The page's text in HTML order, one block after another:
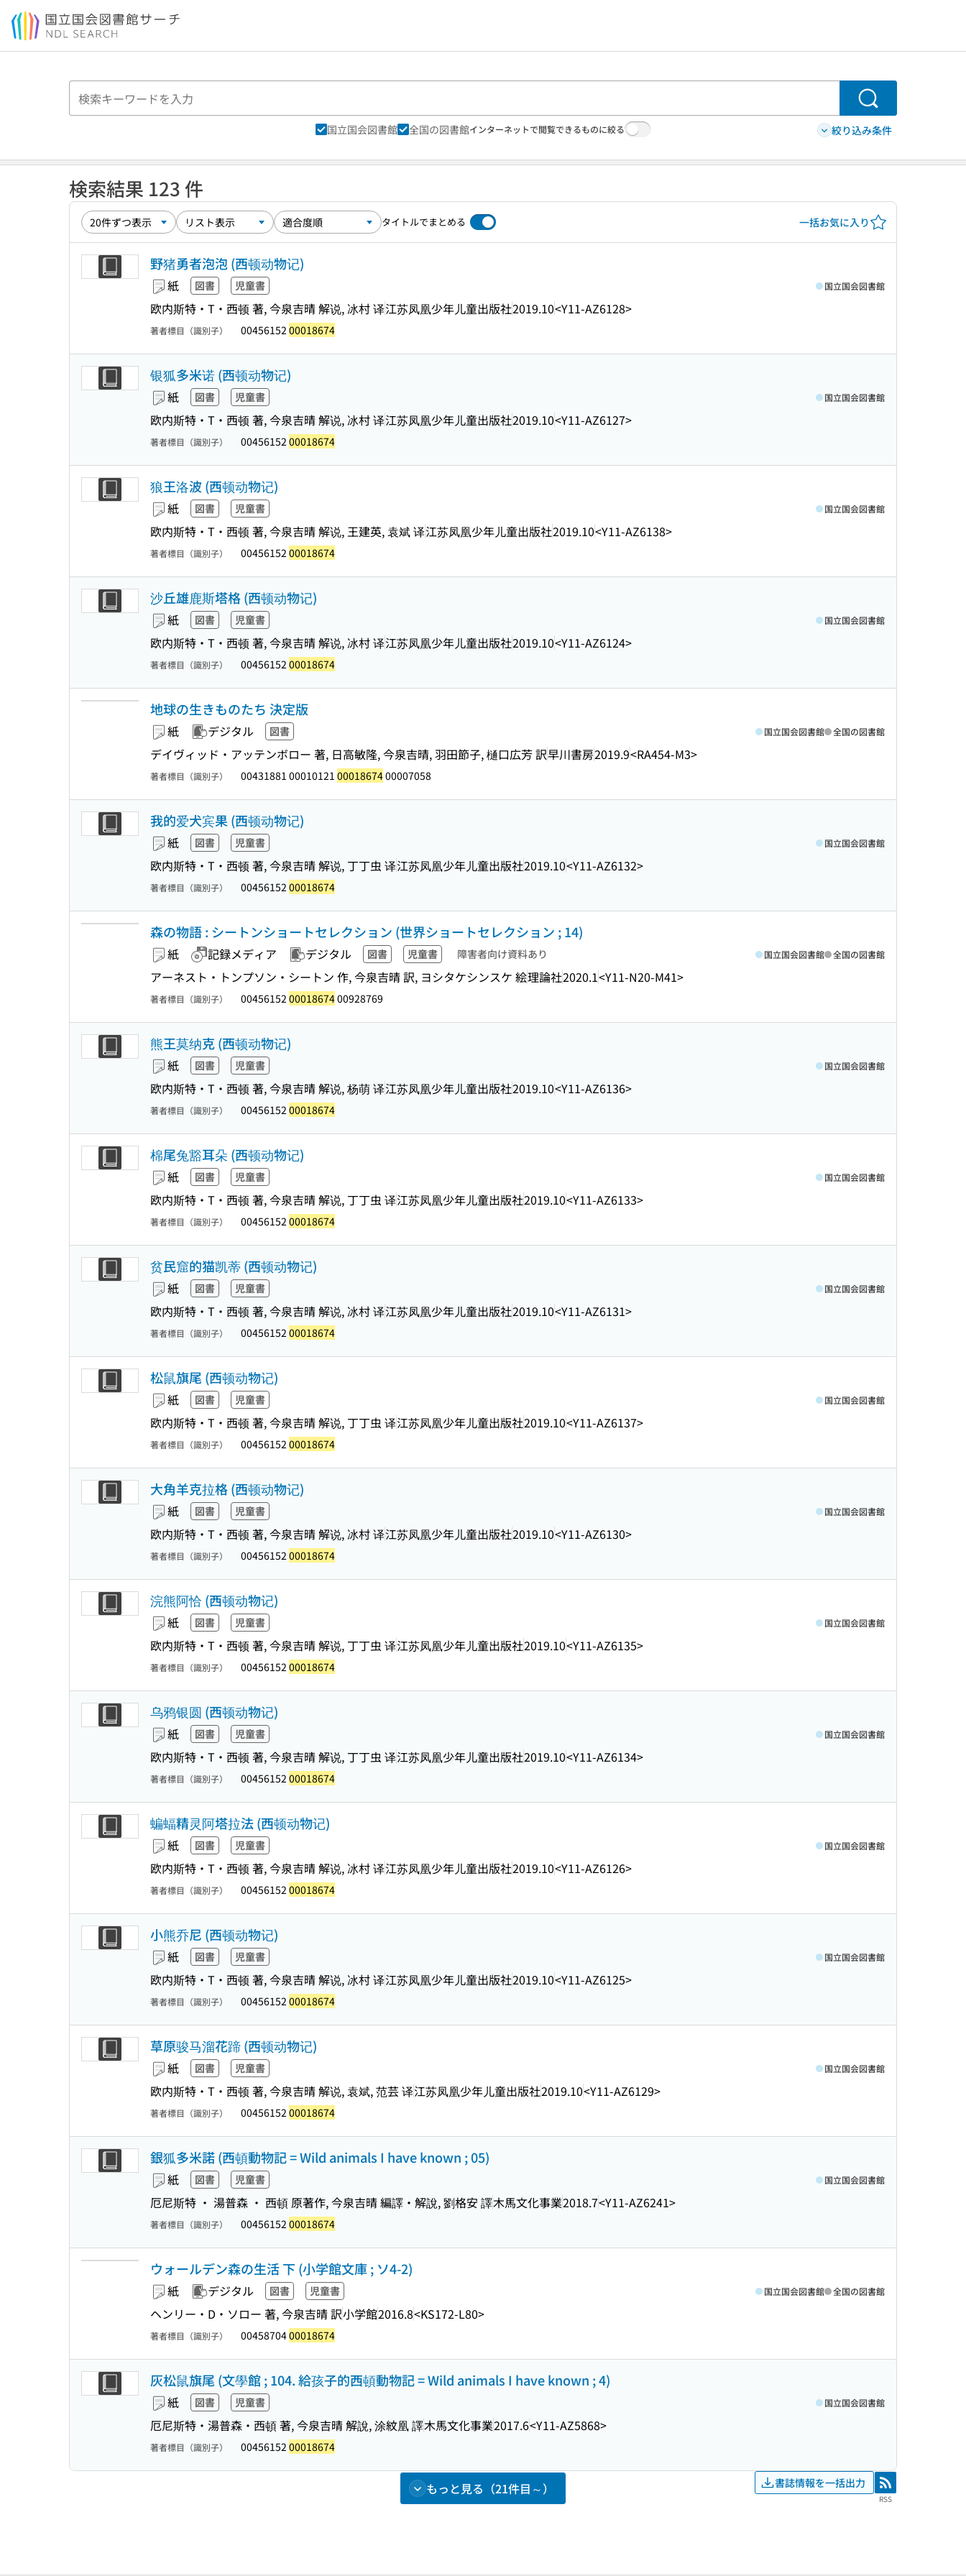
本文へ移動
検索
国立国会図書館 全国の図書館インターネットで閲覧できるものに絞る 絞り込み条件
検索結果 123 件
タイトルでまとめる 一括お気に入り
野猪勇者泡泡 (西顿动物记)
紙 図書 児童書
欧内斯特・T・西顿 著, 今泉吉晴 解说, 冰村 译江苏凤凰少年儿童出版社2019.10<Y11-AZ6128>
国立国会図書館
著者標目（識別子） 00456152 00018674
银狐多米诺 (西顿动物记)
紙 図書 児童書
欧内斯特・T・西顿 著, 今泉吉晴 解说, 冰村 译江苏凤凰少年儿童出版社2019.10<Y11-AZ6127>
国立国会図書館
著者標目（識別子） 00456152 00018674
狼王洛波 (西顿动物记)
紙 図書 児童書
欧内斯特・T・西顿 著, 今泉吉晴 解说, 王建英, 袁斌 译江苏凤凰少年儿童出版社2019.10<Y11-AZ6138>
国立国会図書館
著者標目（識別子） 00456152 00018674
沙丘雄鹿斯塔格 (西顿动物记)
紙 図書 児童書
欧内斯特・T・西顿 著, 今泉吉晴 解说, 冰村 译江苏凤凰少年儿童出版社2019.10<Y11-AZ6124>
国立国会図書館
著者標目（識別子） 00456152 00018674
地球の生きものたち 決定版
紙 デジタル 図書
デイヴィッド・アッテンボロー 著, 日高敏隆, 今泉吉晴, 羽田節子, 樋口広芳 訳早川書房2019.9<RA454-M3>
国立国会図書館 全国の図書館
著者標目（識別子） 00431881 00010121 0001867400007058
我的爱犬宾果 (西顿动物记)
紙 図書 児童書
欧内斯特・T・西顿 著, 今泉吉晴 解说, 丁丁虫 译江苏凤凰少年儿童出版社2019.10<Y11-AZ6132>
国立国会図書館
著者標目（識別子） 00456152 00018674
森の物語 : シートンショートセレクション (世界ショートセレクション ; 14)
紙 記録メディア デジタル 図書 児童書 障害者向け資料あり
アーネスト・トンプソン・シートン 作, 今泉吉晴 訳, ヨシタケシンスケ 絵理論社2020.1<Y11-N20-M41>
国立国会図書館 全国の図書館
著者標目（識別子） 00456152 0001867400928769
熊王莫纳克 (西顿动物记)
紙 図書 児童書
欧内斯特・T・西顿 著, 今泉吉晴 解说, 杨萌 译江苏凤凰少年儿童出版社2019.10<Y11-AZ6136>
国立国会図書館
著者標目（識別子） 00456152 00018674
棉尾兔豁耳朵 (西顿动物记)
紙 図書 児童書
欧内斯特・T・西顿 著, 今泉吉晴 解说, 丁丁虫 译江苏凤凰少年儿童出版社2019.10<Y11-AZ6133>
国立国会図書館
著者標目（識別子） 00456152 00018674
贫民窟的猫凯蒂 (西顿动物记)
紙 図書 児童書
欧内斯特・T・西顿 著, 今泉吉晴 解说, 冰村 译江苏凤凰少年儿童出版社2019.10<Y11-AZ6131>
国立国会図書館
著者標目（識別子） 00456152 00018674
松鼠旗尾 (西顿动物记)
紙 図書 児童書
欧内斯特・T・西顿 著, 今泉吉晴 解说, 丁丁虫 译江苏凤凰少年儿童出版社2019.10<Y11-AZ6137>
国立国会図書館
著者標目（識別子） 00456152 00018674
大角羊克拉格 (西顿动物记)
紙 図書 児童書
欧内斯特・T・西顿 著, 今泉吉晴 解说, 冰村 译江苏凤凰少年儿童出版社2019.10<Y11-AZ6130>
国立国会図書館
著者標目（識別子） 00456152 00018674
浣熊阿恰 (西顿动物记)
紙 図書 児童書
欧内斯特・T・西顿 著, 今泉吉晴 解说, 丁丁虫 译江苏凤凰少年儿童出版社2019.10<Y11-AZ6135>
国立国会図書館
著者標目（識別子） 00456152 00018674
乌鸦银圆 (西顿动物记)
紙 図書 児童書
欧内斯特・T・西顿 著, 今泉吉晴 解说, 丁丁虫 译江苏凤凰少年儿童出版社2019.10<Y11-AZ6134>
国立国会図書館
著者標目（識別子） 00456152 00018674
蝙蝠精灵阿塔拉法 (西顿动物记)
紙 図書 児童書
欧内斯特・T・西顿 著, 今泉吉晴 解说, 冰村 译江苏凤凰少年儿童出版社2019.10<Y11-AZ6126>
国立国会図書館
著者標目（識別子） 00456152 00018674
小熊乔尼 (西顿动物记)
紙 図書 児童書
欧内斯特・T・西顿 著, 今泉吉晴 解说, 冰村 译江苏凤凰少年儿童出版社2019.10<Y11-AZ6125>
国立国会図書館
著者標目（識別子） 00456152 00018674
草原骏马溜花蹄 (西顿动物记)
紙 図書 児童書
欧内斯特・T・西顿 著, 今泉吉晴 解说, 袁斌, 范芸 译江苏凤凰少年儿童出版社2019.10<Y11-AZ6129>
国立国会図書館
著者標目（識別子） 00456152 00018674
銀狐多米諾 (西頓動物記 = Wild animals I have known ; 05)
紙 図書 児童書
厄尼斯特 ・ 湯普森 ・ 西頓 原著作, 今泉吉晴 編譯・解說, 劉格安 譯木馬文化事業2018.7<Y11-AZ6241>
国立国会図書館
著者標目（識別子） 00456152 00018674
ウォールデン森の生活 下 (小学館文庫 ; ソ4-2)
紙 デジタル 図書 児童書
ヘンリー・D・ソロー 著, 今泉吉晴 訳小学館2016.8<KS172-L80>
国立国会図書館 全国の図書館
著者標目（識別子） 0045870400018674
灰松鼠旗尾 (文學館 ; 104. 給孩子的西頓動物記 = Wild animals I have known ; 4)
紙 図書 児童書
厄尼斯特・湯普森・西頓 著, 今泉吉晴 解說, 涂紋凰 譯木馬文化事業2017.6<Y11-AZ5868>
国立国会図書館
著者標目（識別子） 00456152 00018674
もっと見る（21件目～） 書誌情報を一括出力 RSS
RSS